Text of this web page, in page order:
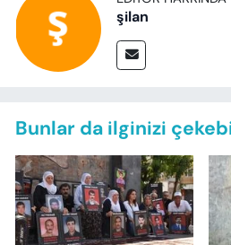
şilan
Bunlar da ilginizi